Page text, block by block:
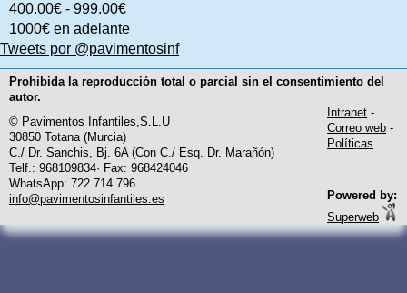
400.00€ - 999.00€
1000€ en adelante
Tweets por @pavimentosinf
Prohibida la reproducción total o parcial sin el consentimiento del
autor.
© Pavimentos Infantiles,S.L.U
30850 Totana (Murcia)
C./ Dr. Sanchis, Bj. 6A (Con C./ Esq. Dr. Marañón)
Telf.: 968109834· Fax: 968424046
WhatsApp: 722 714 796
info@pavimentosinfantiles.es
Intranet -
Correo web -
Políticas
Powered by:
Superweb